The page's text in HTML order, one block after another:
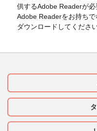
供するAdobe Readerが必
Adobe Readerをお持ち
ダウンロードしてくださ